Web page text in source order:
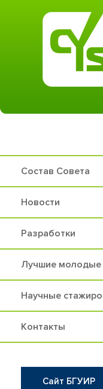
Состав Совета
Новости
Разработки
Лучшие молодые
Научные
Контакты
Сайт БГУИР